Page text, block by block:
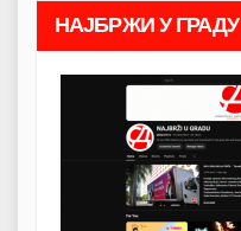
НАЈБРЖИ У ГРАДУ